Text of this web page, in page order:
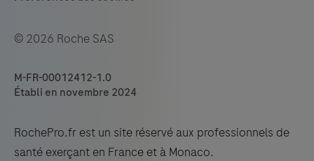
© 2026 Roche SAS
M-FR-00012412-1.0
Établi en novembre 2024
RochePro.fr est un site réservé aux professionnels de
santé exerçant en France et à Monaco.